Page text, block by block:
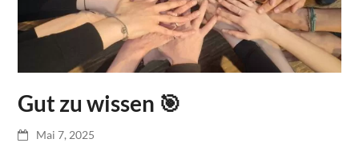
Gut zu wissen 🎯
Mai 7, 2025